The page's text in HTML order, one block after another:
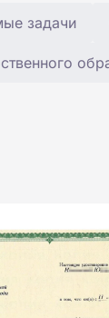
задачи